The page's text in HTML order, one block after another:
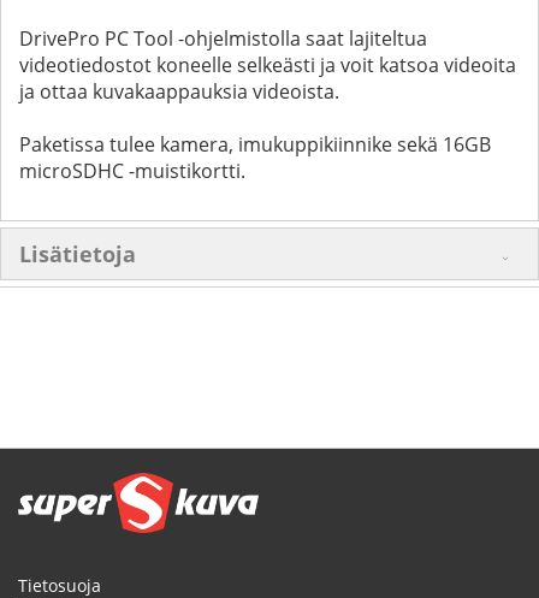
DrivePro PC Tool -ohjelmistolla saat lajiteltua
videotiedostot koneelle selkeästi ja voit katsoa videoita
ja ottaa kuvakaappauksia videoista.
Paketissa tulee kamera, imukuppikiinnike sekä 16GB
microSDHC -muistikortti.
Lisätietoja
Tietosuoja